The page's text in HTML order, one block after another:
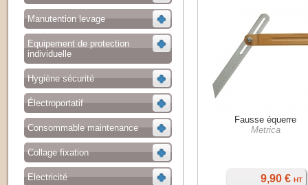
Manutention levage
Equipement de protection
individuelle
Hygiène sécurité
Électroportatif
Consommable maintenance
Collage fixation
Electricité
Fausse équerre
Metrica
9,90 € HT